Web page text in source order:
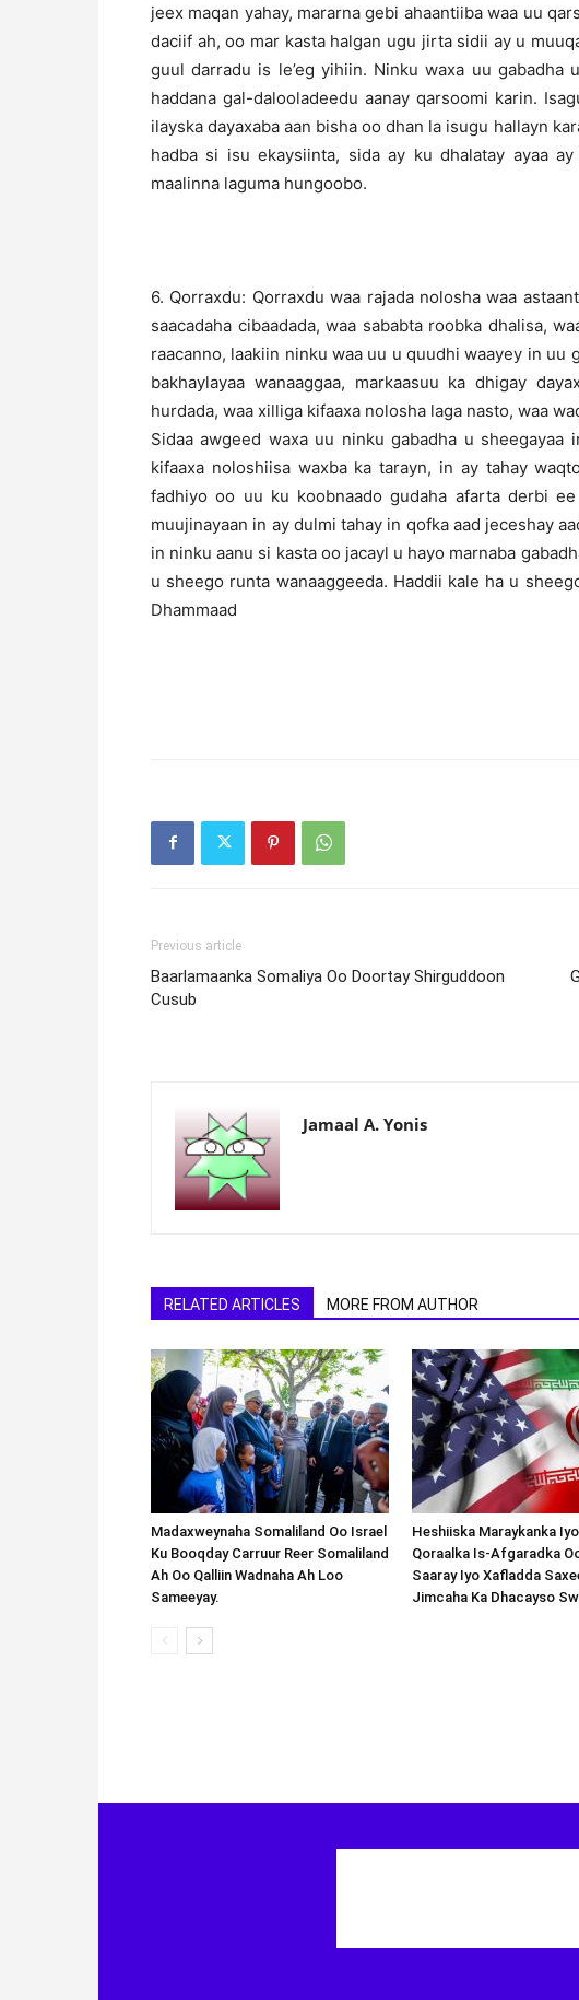
jeex maqan yahay, mararna gebi ahaantiiba waa uu
daciif ah, oo mar kasta halgan ugu jirta sidii ay u
guul darradu is le’eg yihiin. Ninku waxa uu gabadha
haddana gal-dalooladeedu aanay qarsoomi karin.
ilayska dayaxaba aan bisha oo dhan la isugu hallayn
hadba si isu ekaysiinta, sida ay ku dhalatay ayaa
maalinna laguma hungoobo.
6. Qorraxdu: Qorraxdu waa rajada nolosha waa
saacadaha cibaadada, waa sababta roobka dhalisa,
raacanno, laakiin ninku waa uu u quudhi waayey in uu
bakhaylayaa wanaaggaa, markaasuu ka dhigay
hurdada, waa xilliga kifaaxa nolosha laga nasto, waa
Sidaa awgeed waxa uu ninku gabadha u
kifaaxa noloshiisa waxba ka tarayn, in ay tahay
fadhiyo oo uu ku koobnaado gudaha afarta derbi
muujinayaan in ay dulmi tahay in qofka aad jeceshay
in ninku aanu si kasta oo jacayl u hayo marnaba
u sheego runta wanaaggeeda. Haddii kale ha u
Dhammaad
Previous article
Baarlamaanka Somaliya Oo Doortay Shirguddoon
Cusub
Jamaal A. Yonis
RELATED ARTICLES MORE FROM AUTHOR
Madaxweynaha Somaliland Oo Israel
Ku Booqday Carruur Reer Somaliland
Ah Oo Qalliin Wadnaha Ah Loo
Sameeyay.
Heshiiska Maraykanka
Qoraalka Is-Afgaradka
Saaray Iyo Xafladda
Jimcaha Ka Dhacayso